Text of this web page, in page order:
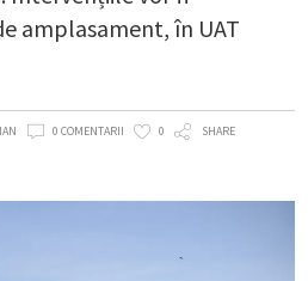
amplasament, în UAT
0 COMENTARII 0 SHARE